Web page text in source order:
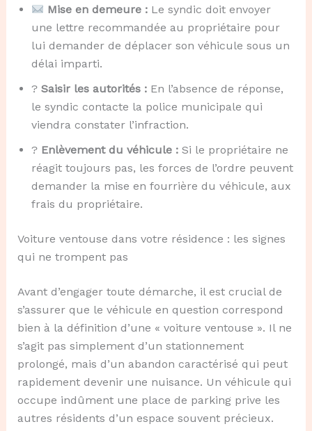
Mise en demeure :Le syndic doit envoyer
une lettre recommandée au propriétaire pour
lui demander de déplacer son véhicule sous un
délai imparti.
? Saisir les autorités :En l’absence de réponse,
le syndic contacte la police municipale qui
viendra constater l’infraction.
? Enlèvement du véhicule :Si le propriétaire ne
réagit toujours pas, les forces de l’ordre peuvent
demander la mise en fourrière du véhicule, aux
frais du propriétaire.
Voiture ventouse dans votre résidence : les signes
qui ne trompent pas
Avant d’engager toute démarche, il est crucial de
s’assurer que le véhicule en question correspond
bien à la définition d’une « voiture ventouse ». Il ne
s’agit pas simplement d’un stationnement
prolongé, mais d’un abandon caractérisé qui peut
rapidement devenir une nuisance. Un véhicule qui
occupe indûment une place de parking prive les
autres résidents d’un espace souvent précieux.